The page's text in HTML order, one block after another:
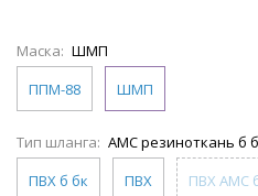
Маска: ШМП
ППМ-88
ШМП
Тип шланга: АМС резиноткань б
ПВХ б бк
ПВХ ПВХ АМС